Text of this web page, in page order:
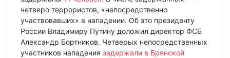
четверо террористов, «непосредственно
участвовавших» в нападении. Об это президенту
России Владимиру Путину доложил директор ФСБ
Александр Бортников. Четверых непосредственных
участников нападения задержали в Брянской